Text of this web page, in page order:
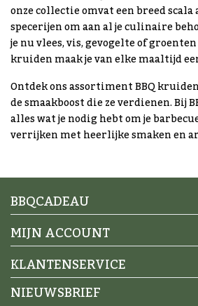
onze collectie omvat een breed
specerijen om aan al je culinaire
je nu vlees, vis, gevogelte of
kruiden maak je van elke maaltijd
Ontdek ons assortiment BBQ
de smaakboost die ze verdienen. Bij
alles wat je nodig hebt om je
verrijken met heerlijke smaken en
BBQCADEAU
MIJN ACCOUNT
KLANTENSERVICE
NIEUWSBRIEF